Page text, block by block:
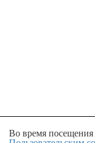
Во время посещения